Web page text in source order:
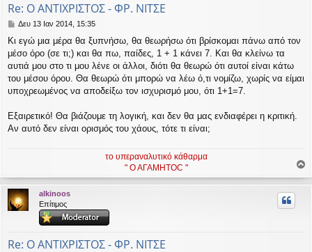
Re: Ο ΑΝΤΙΧΡΙΣΤΟΣ - ΦΡ. ΝΙΤΣΕ
Δ
μ
ο
σ
ί
υ
η
Δευ 13 Ιαν 2014, 15:35
Κι εγώ μια μέρα θα ξυπνήσω, θα θεωρήσω ότι βρίσκομαι πάνω από τον
μέσο όρο (σε τι;) και θα πω, παίδες, 1 + 1 κάνει 7. Και θα κλείνω τα
αυτιά μου στο τι μου λένε οι άλλοι, διότι θα θεωρώ ότι αυτοί είναι κάτω
του μέσου όρου. Θα θεωρώ ότι μπορώ να λέω ό,τι νομίζω, χωρίς να είμαι
υποχρεωμένος να αποδείξω τον ισχυρισμό μου, ότι 1+1=7.
Εξαιρετικό! Θα βιάζουμε τη λογική, και δεν θα μας ενδιαφέρει η κριτική.
Αν αυτό δεν είναι ορισμός του χάους, τότε τι είναι;
το υπεραναλυτικό κάθαρμα
" Ο ΑΓΑΜΗΤΟC "
ρ
alkinoos
Επίτιμος
Re: Ο ΑΝΤΙΧΡΙΣΤΟΣ - ΦΡ. ΝΙΤΣΕ